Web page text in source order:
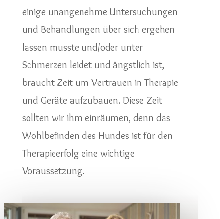
einige unangenehme Untersuchungen
und Behandlungen über sich ergehen
lassen musste und/oder unter
Schmerzen leidet und ängstlich ist,
braucht Zeit um Vertrauen in Therapie
und Geräte aufzubauen. Diese Zeit
sollten wir ihm einräumen, denn das
Wohlbefinden des Hundes ist für den
Therapieerfolg eine wichtige
Voraussetzung.